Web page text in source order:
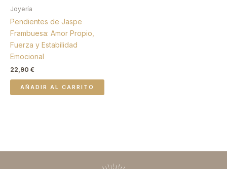
Joyería
Pendientes de Jaspe
Frambuesa: Amor Propio,
Fuerza y Estabilidad
Emocional
22,90 €
AÑADIR AL CARRITO